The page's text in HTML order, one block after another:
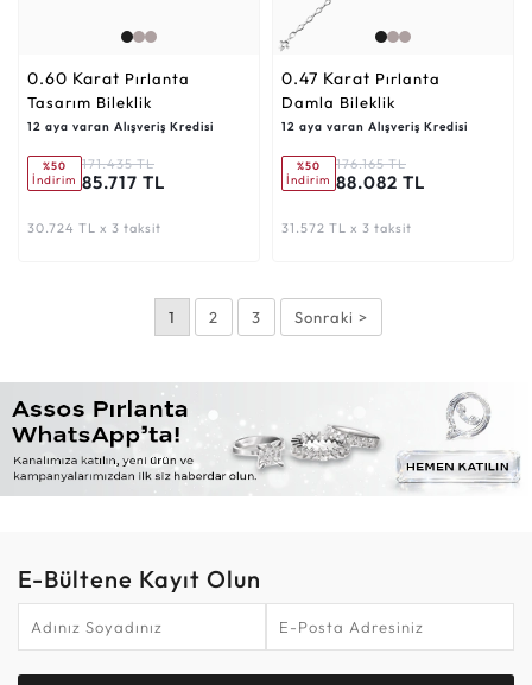
0.60 Karat
Tasarım Bileklik
12 aya varan Alışveriş Kredisi
%50
İndirim
171.435 TL
85.717 TL
30.724 TL x 3 taksit
0.47 Karat
Damla Bileklik
12 aya varan Alışveriş Kredisi
%50
İndirim
176.165 TL
88.082 TL
31.572 TL x 3 taksit
1 2 3 Sonraki >
E-Bültene Kayıt Olun